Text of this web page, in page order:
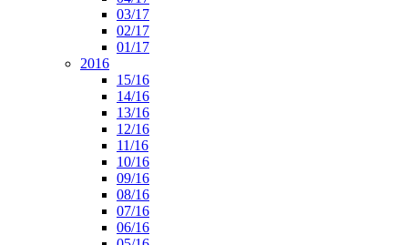
03/17
02/17
01/17
2016
15/16
14/16
13/16
12/16
11/16
10/16
09/16
08/16
07/16
06/16